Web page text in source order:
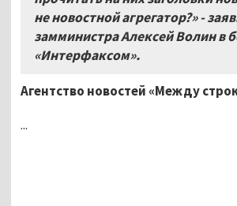
не новостной агрегатор?» -
замминистра Алексей Волин в
«Интерфаксом».
Агентство новостей «Между
...